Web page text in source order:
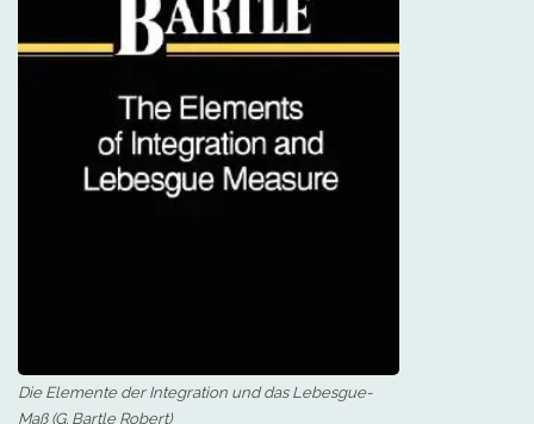
Die Elemente der Integration und das Lebesgue-
Maß (G. Bartle Robert)